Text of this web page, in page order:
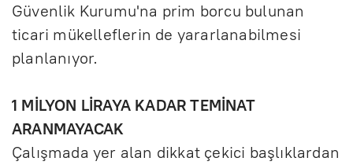
Güvenlik Kurumu'na prim borcu bulunan
ticari mükelleflerin de yararlanabilmesi
planlanıyor.
1 MİLYON LİRAYA KADAR TEMİNAT
ARANMAYACAK
Çalışmada yer alan dikkat çekici başlıklardan